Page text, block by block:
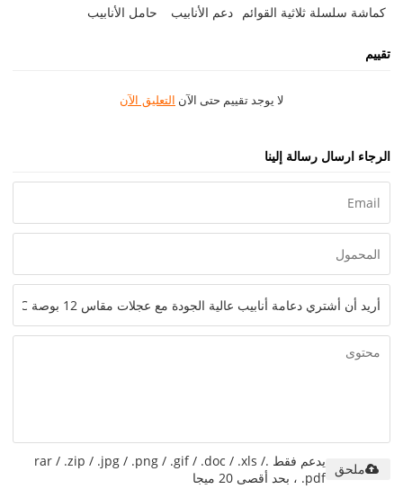
كماشة سلسلة ثلاثية القوائم
دعم الأنابيب حامل الأنابيب
تقييم
لا يوجد تقييم حتى الآن التعليق الآن
الرجاء ارسال رسالة إلينا
يدعم فقط .rar / .zip / .jpg / .png / .gif / .doc / .xls /
.pdf ، بحد أقصى 20 ميجا
ملحق